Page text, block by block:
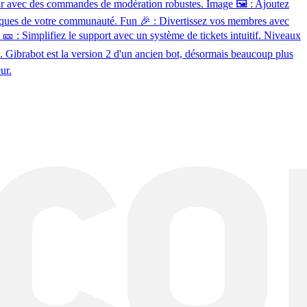
des commandes de modération robustes. Image 🖼️ : Ajoutez
de votre communauté. Fun 🎉 : Divertissez vos membres avec
: Simplifiez le support avec un système de tickets intuitif. Niveaux
est la version 2 d'un ancien bot, désormais beaucoup plus